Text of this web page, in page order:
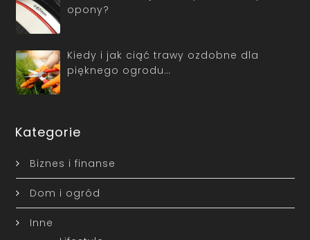
opony?
Kiedy i jak ciąć trawy ozdobne dla
pięknego ogrodu…
Kategorie
Biznes i finanse
Dom i ogród
Inne